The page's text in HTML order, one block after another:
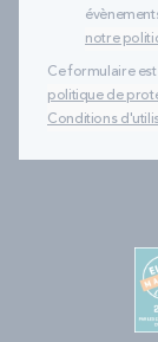
notre
Ce formulaire
politique de
Conditions